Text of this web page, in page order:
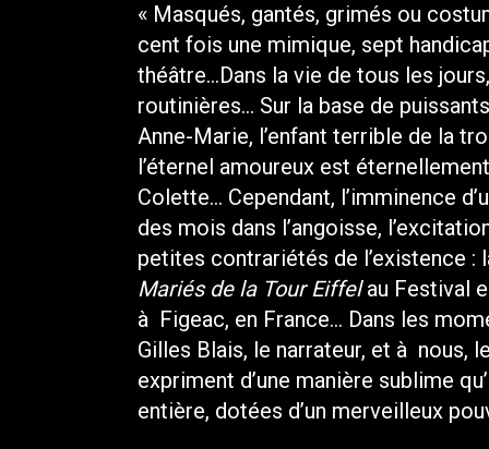
« Masqués, gantés, grimés ou
cent fois une mimique, sept
théâtre…Dans la vie de tous les
routinières… Sur la base de
Anne-Marie, l’enfant terrible de la
l’éternel amoureux est
Colette… Cependant, l’imminence
des mois dans l’angoisse,
petites contrariétés de l’existence
Mariés de la Tour Eiffelau Festival
à Figeac, en France… Dans les
Gilles Blais, le narrateur, et à nous,
expriment d’une manière sublime
entière, dotées d’un merveilleux